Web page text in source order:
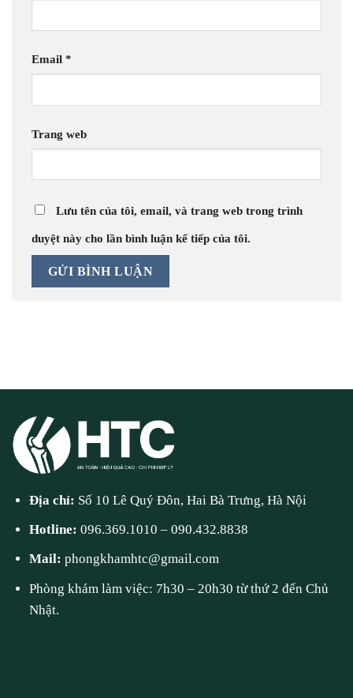
Email *
Trang web
Lưu tên của tôi, email, và trang web trong trình
duyệt này cho lần bình luận kế tiếp của tôi.
Địa chỉ: Số 10 Lê Quý Đôn, Hai Bà Trưng, Hà Nội
Hotline:096.369.1010 –090.432.8838
Mail:phongkhamhtc@gmail.com
Phòng khám làm việc: 7h30 – 20h30 từ thứ 2 đến Chủ
Nhật.